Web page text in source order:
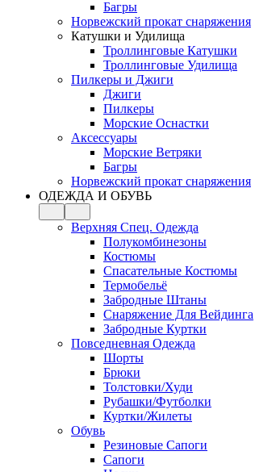
Багры
Норвежский прокат снаряжения
Катушки и Удилища
Троллинговые Катушки
Троллинговые Удилища
Пилкеры и Джиги
Джиги
Пилкеры
Морские Оснастки
Аксессуары
Морские Ветряки
Багры
Норвежский прокат снаряжения
ОДЕЖДА И ОБУВЬ
Верхняя Спец. Одежда
Полукомбинезоны
Костюмы
Спасательные Костюмы
Термобельё
Забродные Штаны
Снаряжение Для Вейдинга
Забродные Куртки
Повседневная Одежда
Шорты
Брюки
Толстовки/Худи
Рубашки/Футболки
Куртки/Жилеты
Обувь
Резиновые Сапоги
Сапоги